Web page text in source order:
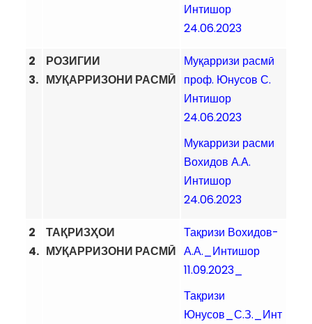
Интишор
24.06.2023
2
3.
РОЗИГИИ
МУҚАРРИЗОНИ РАСМӢ
Муқарризи расмӣ
проф. Юнусов С.
Интишор
24.06.2023
Мукарризи расми
Вохидов А.А.
Интишор
24.06.2023
2
4.
ТАҚРИЗҲОИ
МУҚАРРИЗОНИ РАСМӢ
Тақризи Вохидов-
А.А._Интишор
11.09.2023_
Тақризи
Юнусов_С.З._Инт